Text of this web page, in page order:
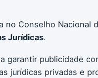
no Conselho Nacional
Jurídicas.
garantir publicidade
jurídicas privadas e